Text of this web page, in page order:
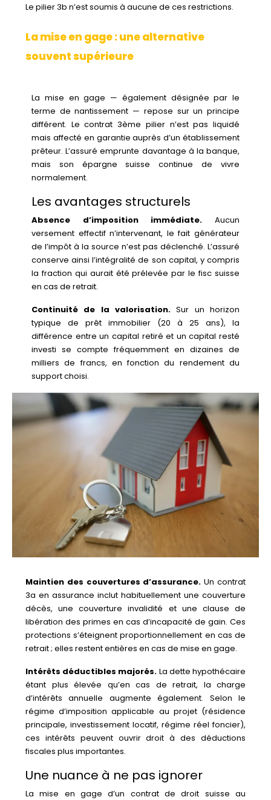
Le pilier 3b n’est soumis à aucune de ces restrictions.
La mise en gage : une alternative
souvent supérieure
La mise en gage — également désignée par le
terme de nantissement — repose sur un principe
différent. Le contrat 3ème pilier n’est pas liquidé
mais affecté en garantie auprès d’un établissement
prêteur. L’assuré emprunte davantage à la banque,
mais son épargne suisse continue de vivre
normalement.
Les avantages structurels
Absence d’imposition immédiate. Aucun
versement effectif n’intervenant, le fait générateur
de l’impôt à la source n’est pas déclenché. L’assuré
conserve ainsi l’intégralité de son capital, y compris
la fraction qui aurait été prélevée par le fisc suisse
en cas de retrait.
Continuité de la valorisation. Sur un horizon
typique de prêt immobilier (20 à 25 ans), la
différence entre un capital retiré et un capital resté
investi se compte fréquemment en dizaines de
milliers de francs, en fonction du rendement du
support choisi.
Maintien des couvertures d’assurance. Un contrat
3a en assurance inclut habituellement une couverture
décès, une couverture invalidité et une clause de
libération des primes en cas d’incapacité de gain. Ces
protections s’éteignent proportionnellement en cas de
retrait ; elles restent entières en cas de mise en gage.
Intérêts déductibles majorés. La dette hypothécaire
étant plus élevée qu’en cas de retrait, la charge
d’intérêts annuelle augmente également. Selon le
régime d’imposition applicable au projet (résidence
principale, investissement locatif, régime réel foncier),
ces intérêts peuvent ouvrir droit à des déductions
fiscales plus importantes.
Une nuance à ne pas ignorer
La mise en gage d’un contrat de droit suisse au